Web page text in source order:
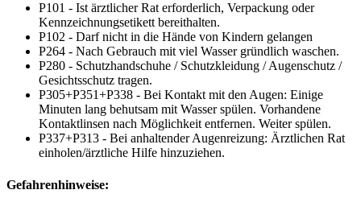
P101 - Ist ärztlicher Rat erforderlich, Verpackung oder
Kennzeichnungsetikett bereithalten.
P102 - Darf nicht in die Hände von Kindern gelangen
P264 - Nach Gebrauch mit viel Wasser gründlich waschen.
P280 - Schutzhandschuhe / Schutzkleidung / Augenschutz /
Gesichtsschutz tragen.
P305+P351+P338 - Bei Kontakt mit den Augen: Einige
Minuten lang behutsam mit Wasser spülen. Vorhandene
Kontaktlinsen nach Möglichkeit entfernen. Weiter spülen.
P337+P313 - Bei anhaltender Augenreizung: Ärztlichen Rat
einholen/ärztliche Hilfe hinzuziehen.
Gefahrenhinweise: